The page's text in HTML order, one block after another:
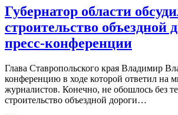
Губернатор области
строительство объездной
пресс-конференции
Глава Ставропольского края Владимир
конференцию в ходе которой ответил на
журналистов. Конечно, не обошлось без
строительство объездной дороги…